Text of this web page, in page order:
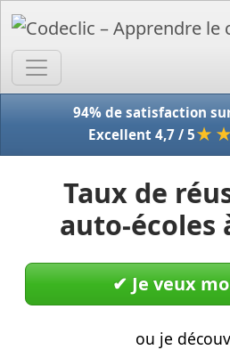
94% de satisfaction
Excellent 4,7 / 5
Taux de
auto-écoles
✔︎ Je veux
ou je